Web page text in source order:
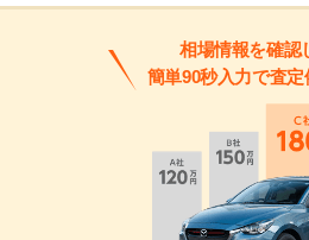
相場情報を確認
簡単90秒入力で査定